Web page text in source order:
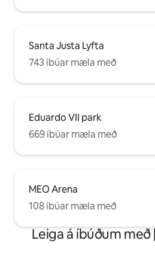
Santa Justa Lyfta
743 íbúar mæla með
Eduardo VII park
669 íbúar mæla með
MEO Arena
108 íbúar mæla með
Leiga á íbúðum